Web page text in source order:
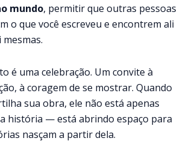
mundo, permitir que outras pessoas
o que você escreveu e encontrem ali
é uma celebração. Um convite à
à coragem de se mostrar. Quando
sua obra, ele não está apenas
história — está abrindo espaço para
nasçam a partir dela.